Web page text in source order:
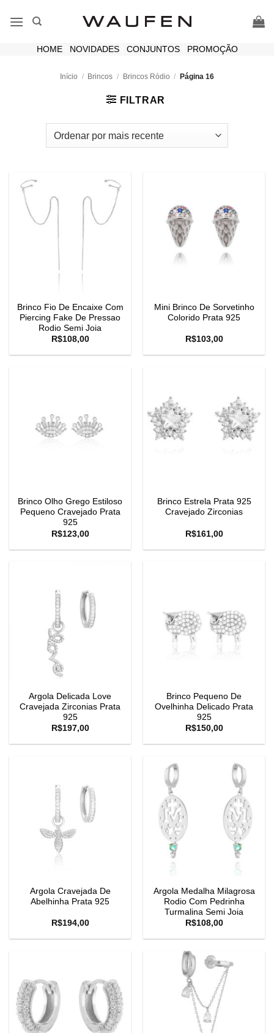
HOME| NOVIDADES| CONJUNTOS| PROMOÇÃO
Início / Brincos / Brincos Ródio / Página 16
FILTRAR
Brinco Fio De Encaixe Com
Piercing Fake De Pressao
Rodio Semi Joia
R$108,00
Mini Brinco De Sorvetinho
Colorido Prata 925
R$103,00
Brinco Olho Grego Estiloso
Pequeno Cravejado Prata
925
R$123,00
Brinco Estrela Prata 925
Cravejado Zirconias
R$161,00
Argola Delicada Love
Cravejada Zirconias Prata
925
R$197,00
Brinco Pequeno De
Ovelhinha Delicado Prata
925
R$150,00
Argola Cravejada De
Abelhinha Prata 925
R$194,00
Argola Medalha Milagrosa
Rodio Com Pedrinha
Turmalina Semi Joia
R$108,00